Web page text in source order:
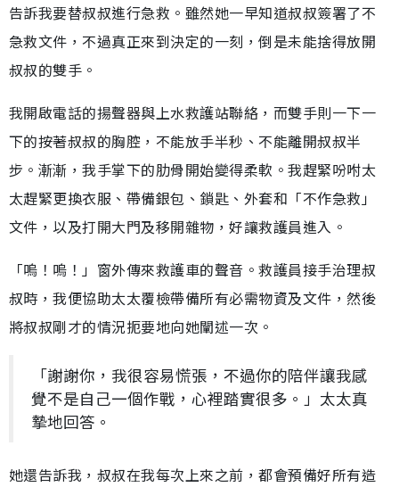
告訴我要替叔叔進行急救。雖然她一早知道叔叔簽署了不
急救文件，不過真正來到決定的一刻，倒是未能捨得放開
叔叔的雙手。
我開啟電話的揚聲器與上水救護站聯絡，而雙手則一下一
下的按著叔叔的胸腔，不能放手半秒、不能離開叔叔半
步。漸漸，我手掌下的肋骨開始變得柔軟。我趕緊吩咐太
太趕緊更換衣服、帶備銀包、鎖匙、外套和「不作急救」
文件，以及打開大門及移開雜物，好讓救護員進入。
「嗚！嗚！」窗外傳來救護車的聲音。救護員接手治理叔
叔時，我便協助太太覆檢帶備所有必需物資及文件，然後
將叔叔剛才的情況扼要地向她闡述一次。
「謝謝你，我很容易慌張，不過你的陪伴讓我感
覺不是自己一個作戰，心裡踏實很多。」太太真
摯地回答。
她還告訴我，叔叔在我每次上來之前，都會預備好所有造